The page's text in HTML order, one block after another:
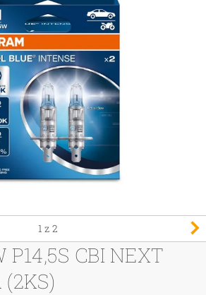
1 z 2
P14,5S CBI NEXT
(2KS)